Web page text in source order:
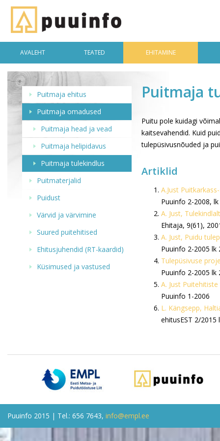
AVALEHT TEATED EHITAMINE
Puitmaja ehitus
Puitmaja omadused
Puitmaja head ja vead
Puitmaja helipidavus
Puitmaja tulekindlus
Puitmaterjalid
Puidust
Värvid ja värvimine
Suured puitehitised
Ehitusjuhendid (RT-kaardid)
Küsimused ja vastused
Puitmaja
Puitu pole kuidagi
kaitsevahendid. Kuid
tulepüsivusnõuded ja
Artiklid
A.Just
Puuinfo 2-2008,
A. Just,
Ehitaja, 9(61),
A. Just, Puidu
Puuinfo 2-2005 lk
Tulepüsivuse
Puuinfo 2-2005 lk
A. Just
Puuinfo 1-2006
L. Kängsepp,
ehitusEST 2/2015
Puuinfo 2015 | Tel.: 656 7643, info@empl.ee